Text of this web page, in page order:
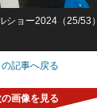
ョー2024（25/53）
の記事へ戻る